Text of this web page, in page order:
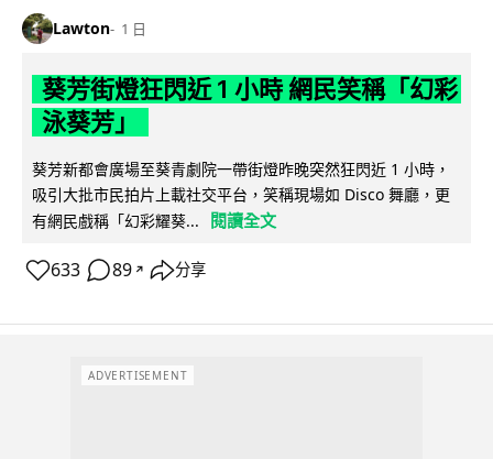
Lawton 1 日
葵芳街燈狂閃近 1 小時 網民笑稱「幻彩
泳葵芳」
葵芳新都會廣場至葵青劇院一帶街燈昨晚突然狂閃近 1 小時，
吸引大批市民拍片上載社交平台，笑稱現場如 Disco 舞廳，更
有網民戲稱「幻彩耀葵...
閱讀全文
633 89 ↗ 分享
ADVERTISEMENT